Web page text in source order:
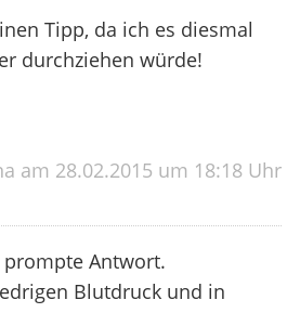
Tipp, da ich es diesmal
durchziehen würde!
am 28.02.2015 um 18:18 Uhr
Antwort.
Blutdruck und in